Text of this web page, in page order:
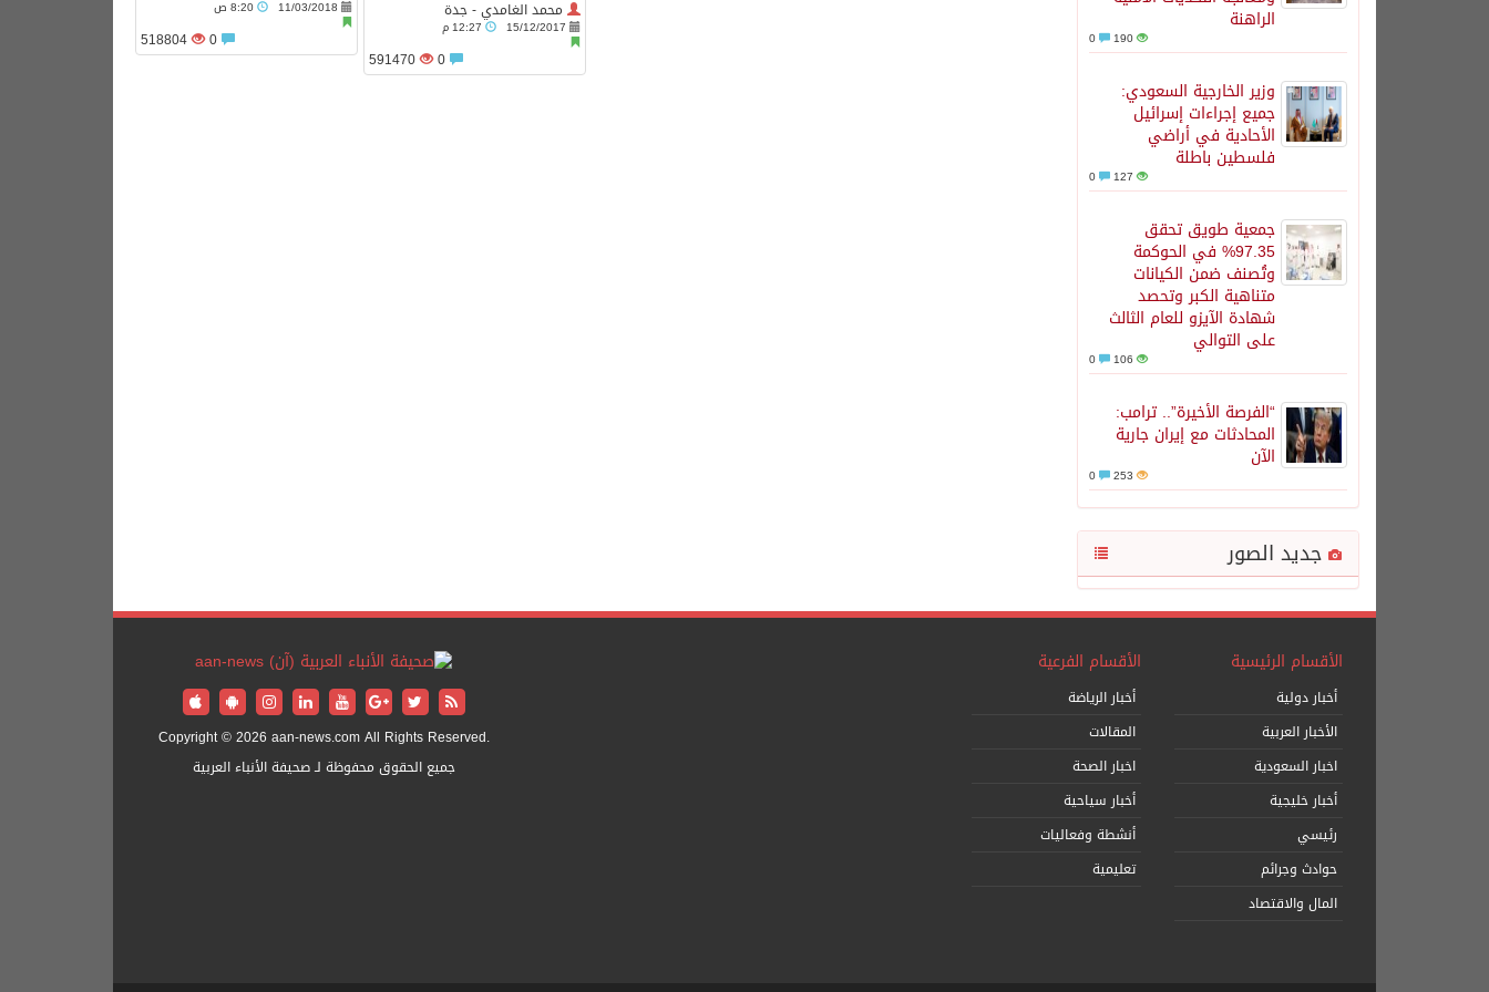
الراهنة
190
وزير الخارجية السعودي:
جميع إجراءات إسرائيل
الأحادية في أراضي
فلسطين باطلة
127
جمعية طويق تحقق
97.35% في الحوكمة
وتُصنف ضمن الكيانات
متناهية الكبر وتحصد
شهادة الآيزو للعام الثالث
على التوالي
106
“الفرصة الأخيرة”.. ترامب:
المحادثات مع إيران جارية
الآن
253
جديد الصور
11/03/2018 8:20 ص
518804
محمد الغامدي - جدة
15/12/2017 12:27 م
0
591470
الأقسام الرئيسية
أخبار دولية
الأخبار العربية
اخبار السعودية
أخبار خليجية
رئيسي
حوادث وجرائم
المال والاقتصاد
الأقسام الفرعية
أخبار الرياضة
المقالات
اخبار الصحة
أخبار سياحية
أنشطة وفعاليات
تعليمية
Copyright © 2026 aan-news.com All Rights Reserved.
جميع الحقوق محفوظة لـ صحيفة الأنباء العربية